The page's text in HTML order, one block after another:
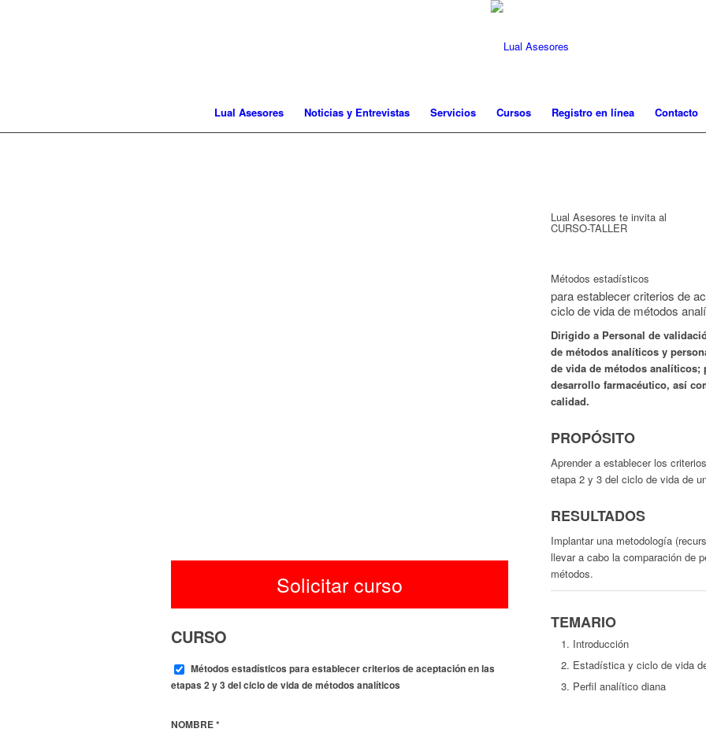
Lual Asesores Noticias y Entrevistas Servicios Cursos Registro en línea Contacto
Solicitar curso
CURSO
Métodos estadísticos para establecer criterios de aceptación en las
etapas 2 y 3 del ciclo de vida de métodos analíticos
NOMBRE*
Lual Asesores te invita al
CURSO-TALLER
Métodos estadísticos
para establecer criterios de
ciclo de vida de métodos
Dirigido a Personal de
de métodos analíticos y
de vida de métodos
desarrollo farmacéutico, así
calidad.
PROPÓSITO
Aprender a establecer los
etapa 2 y 3 del ciclo de vida de
RESULTADOS
Implantar una metodología
llevar a cabo la comparación de
métodos.
TEMARIO
Introducción
Estadística y ciclo de vida
Perfil analítico diana